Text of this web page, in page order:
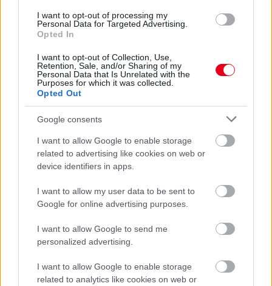
I want to opt-out of processing my
Personal Data for Targeted Advertising.
Opted In
I want to opt-out of Collection, Use,
Retention, Sale, and/or Sharing of my
Personal Data that Is Unrelated with the
Purposes for which it was collected.
Opted Out
Google consents
I want to allow Google to enable storage
related to advertising like cookies on web or
device identifiers in apps.
I want to allow my user data to be sent to
Google for online advertising purposes.
I want to allow Google to send me
personalized advertising.
I want to allow Google to enable storage
related to analytics like cookies on web or
Megvan, mikor kezdődik az F1-es Bahreini Nagydíj